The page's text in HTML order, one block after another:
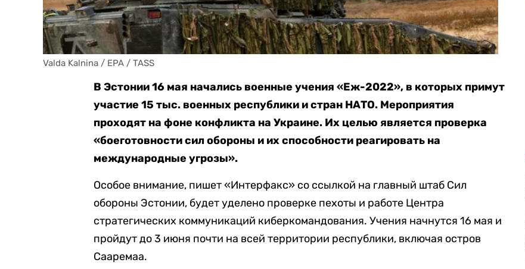
Valda Kalnina / EPA / TASS
В Эстонии 16 мая начались военные учения «Еж-2022», в которых примут
участие 15 тыс. военных республики и стран НАТО. Мероприятия
проходят на фоне конфликта на Украине. Их целью является проверка
«боеготовности сил обороны и их способности реагировать на
международные угрозы».
Особое внимание, пишет «Интерфакс» со ссылкой на главный штаб Сил
обороны Эстонии, будет уделено проверке пехоты и работе Центра
стратегических коммуникаций киберкомандования. Учения начнутся 16 мая и
пройдут до 3 июня почти на всей территории республики, включая остров
Сааремаа.